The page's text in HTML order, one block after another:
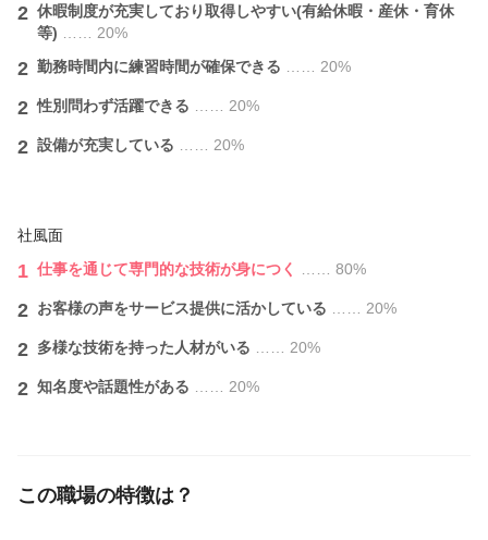
2 休暇制度が充実しており取得しやすい(有給休暇・産休・育休
等)
…… 20%
2 勤務時間内に練習時間が確保できる …… 20%
2 性別問わず活躍できる …… 20%
2 設備が充実している …… 20%
社風面
1 仕事を通じて専門的な技術が身につく …… 80%
2 お客様の声をサービス提供に活かしている …… 20%
2 多様な技術を持った人材がいる …… 20%
2 知名度や話題性がある …… 20%
この職場の特徴は？